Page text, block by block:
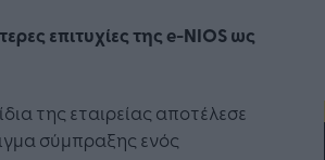
επιτυχίες της e-NIOS ως
της εταιρείας αποτέλεσε
σύμπραξης ενός